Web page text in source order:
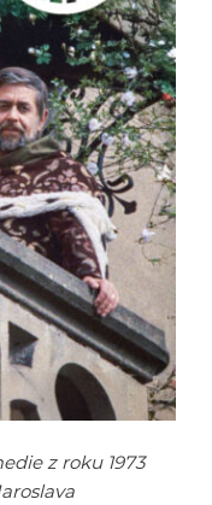
z roku 1973